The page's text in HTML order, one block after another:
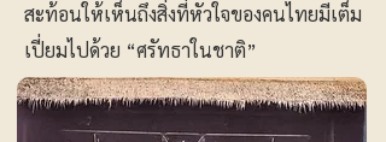
สะท้อนให้เห็นถึงสิ่งที่หัวใจของคนไทยมีเต็ม
เปี่ยมไปด้วย “ศรัทธาในชาติ”